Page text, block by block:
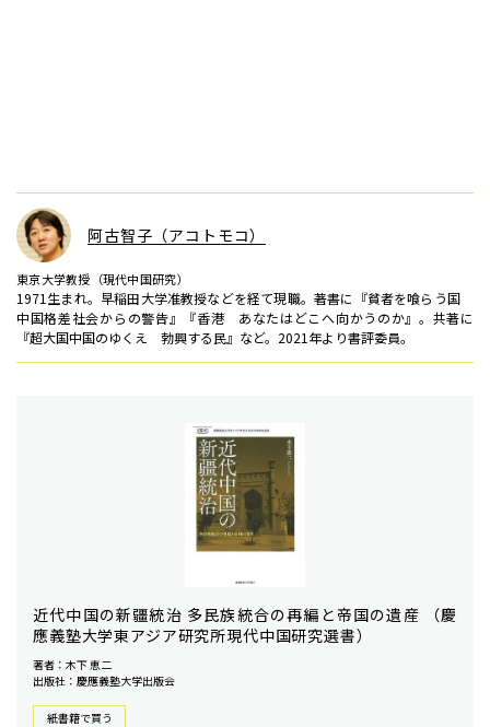
阿古智子（アコトモコ）
東京大学教授（現代中国研究）
1971生まれ。早稲田大学准教授などを経て現職。著書に『貧者を喰らう国
中国格差社会からの警告』『香港 あなたはどこへ向かうのか』。共著に
『超大国中国のゆくえ 勃興する民』など。2021年より書評委員。
近代中国の新疆統治 多民族統合の再編と帝国の遺産 （慶
應義塾大学東アジア研究所現代中国研究選書）
著者：木下 恵二
出版社：慶應義塾大学出版会
紙書籍で買う